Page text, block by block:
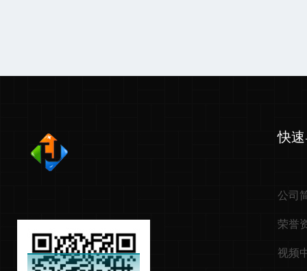
快
公司
荣誉
视频